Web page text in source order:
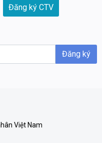
Đăng ký CTV
Đăng ký
Việt Nam